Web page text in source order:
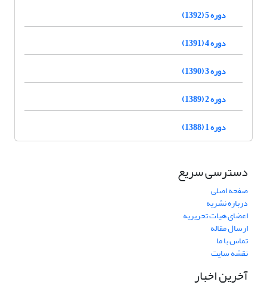
دوره 5 (1392)
دوره 4 (1391)
دوره 3 (1390)
دوره 2 (1389)
دوره 1 (1388)
دسترسی سریع
صفحه اصلی
درباره نشریه
اعضای هیات تحریریه
ارسال مقاله
تماس با ما
نقشه سایت
آخرین اخبار